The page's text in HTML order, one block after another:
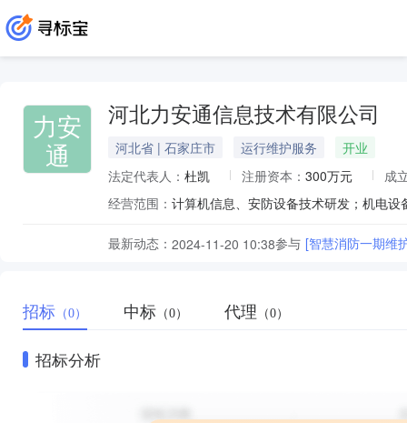
力安
通
河北力安通信息技术有限公司
河北省 | 石家庄市 运行维护服务
开业
法定代表人： 杜凯 注册资本： 300万元
成
经营范围：
最新动态： 2024-11-20 10:38参与 [智慧消防一期维
招标 （0） 中标 （0） 代理 （0）
招标分析